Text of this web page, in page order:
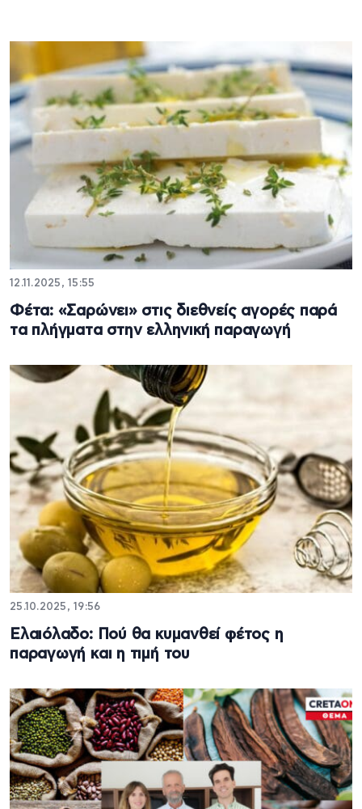
12.11.2025, 15:55
Φέτα: «Σαρώνει» στις διεθνείς αγορές παρά
τα πλήγματα στην ελληνική παραγωγή
25.10.2025, 19:56
Ελαιόλαδο: Πού θα κυμανθεί φέτος η
παραγωγή και η τιμή του